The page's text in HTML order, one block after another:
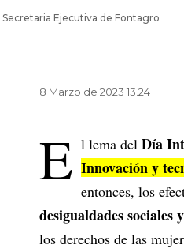
Secretaria Ejecutiva de Fontagro
8 Marzo de 2023 13.24
E l lema del Día
Innovación y
entonces, los
desigualdades sociales
los derechos de las